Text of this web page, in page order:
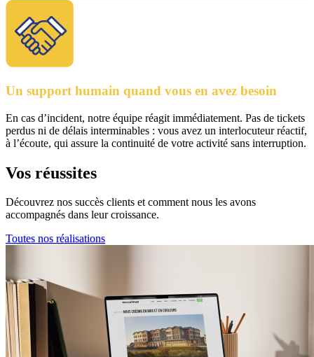
Un support humain quand vous en avez besoin
En cas d’incident, notre équipe réagit immédiatement. Pas de tickets
perdus ni de délais interminables : vous avez un interlocuteur réactif,
à l’écoute, qui assure la continuité de votre activité sans interruption.
Vos réussites
Découvrez nos succès clients et comment nous les avons
accompagnés dans leur croissance.
Toutes nos réalisations